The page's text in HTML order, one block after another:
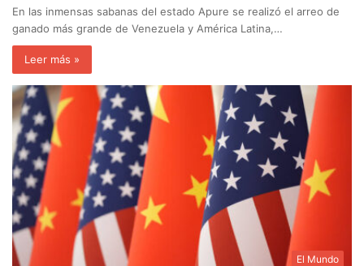
En las inmensas sabanas del estado Apure se realizó el arreo de
ganado más grande de Venezuela y América Latina,…
Leer más »
El Mundo